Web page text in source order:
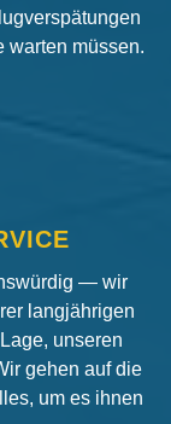
warten müssen.
— wir
langjährigen
unseren
gehen auf die
um es ihnen